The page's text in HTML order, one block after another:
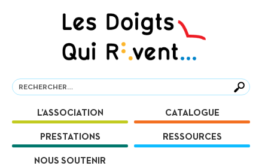
Recherche
Recherche
L’ASSOCIATION CATALOGUE
PRESTATIONS RESSOURCES
NOUS SOUTENIR